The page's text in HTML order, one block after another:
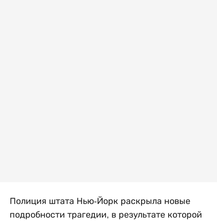
Полиция штата Нью-Йорк раскрыла новые
подробности трагедии, в результате которой